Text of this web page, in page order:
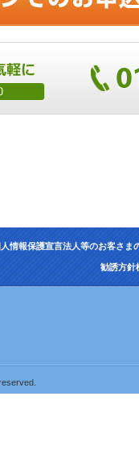
情報保護宣言法人等のお客さま
勧誘方針